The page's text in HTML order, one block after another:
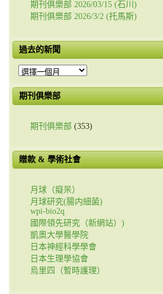
期刊俱樂部 2026/03/15 (石川)
期刊俱樂部 2026/3/2 (托馬斯)
過去的新聞
過
的
新
期刊俱樂部
期刊俱樂部 (353)
贈款 & 學術社會
月球（癡呆）
月球研究(腸内細菌)
wpi-bio2q
國際領先研究（新網站）)
凱奧大學醫學院
日本神經科學學會
日本生理學協會
烏里四（暫時護理）